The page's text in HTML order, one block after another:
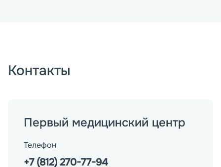
Контакты
Первый медицинский центр
Телефон
+7 (812) 270-77-94